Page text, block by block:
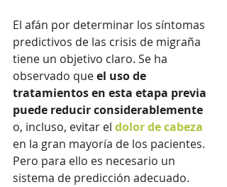
El afán por determinar los síntomas
predictivos de las crisis de migraña
tiene un objetivo claro. Se ha
observado que el uso de
tratamientos en esta etapa previa
puede reducir considerablemente
o, incluso, evitar el dolor de cabeza
en la gran mayoría de los pacientes.
Pero para ello es necesario un
sistema de predicción adecuado.